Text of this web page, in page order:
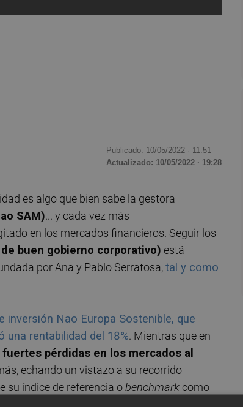
Publicado: 10/05/2022 · 11:51
Actualizado: 10/05/2022 · 19:28
es algo que bien sabe la gestora
SAM)... y cada vez más
en los mercados financieros. Seguir los
buen gobierno corporativo) está
por Ana y Pablo Serratosa,tal y como
inversión Nao Europa Sostenible, que
una rentabilidad del 18%. Mientras que en
pérdidas en los mercados al
echando un vistazo a su recorrido
su índice de referencia obenchmark como